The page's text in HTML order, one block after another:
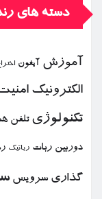
دسته های
آموزش آیفون
الكترونیك
تكنولوژی تلفن
دوربین ربات رباتیك
گذاری سرویس